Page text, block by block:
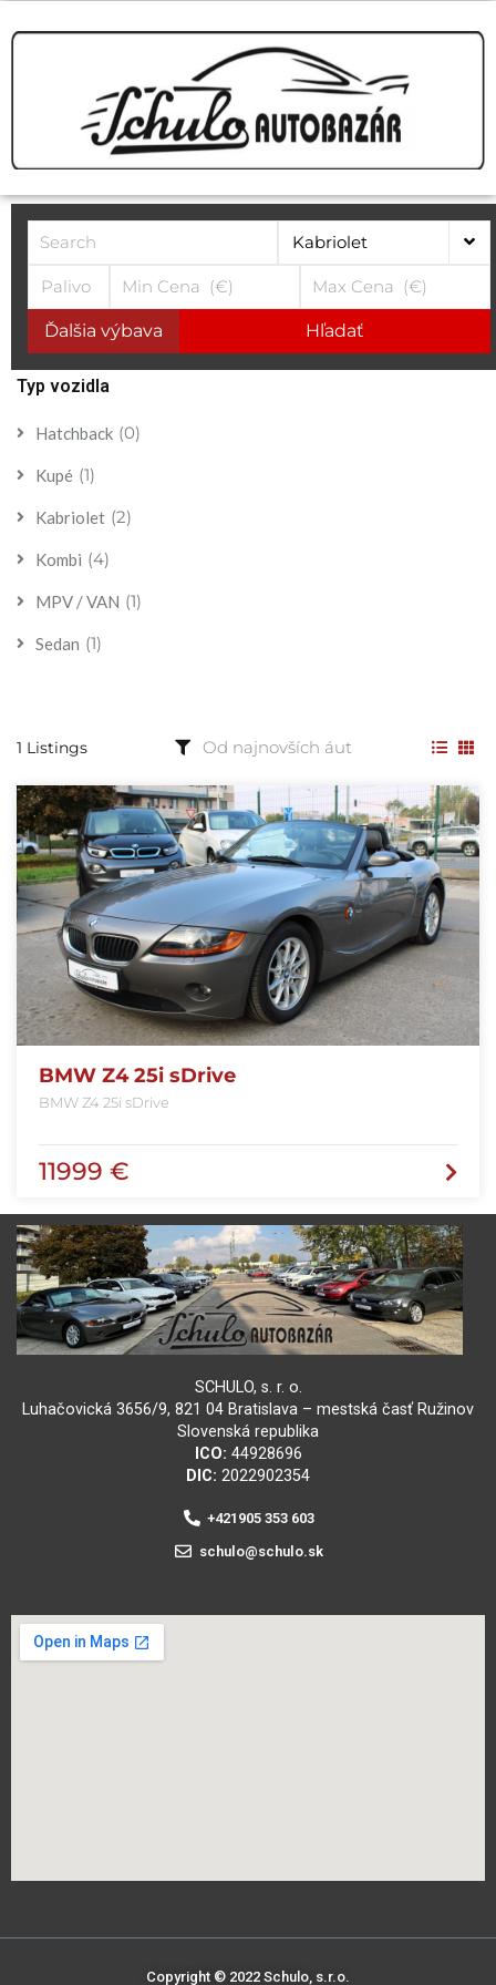
Kabriolet
Ďalšia výbava Hľadať
1 Listings
BMW Z4 25i sDrive
BMW Z4 25i sDrive
11999 €
Typ vozidla
Hatchback (0)
Kupé (1)
Kabriolet (2)
Kombi (4)
MPV / VAN (1)
Sedan (1)
SCHULO, s. r. o.
Luhačovická 3656/9, 821 04 Bratislava – mestská časť Ružinov
Slovenská republika
ICO: 44928696
DIC: 2022902354
+421905 353 603
schulo@schulo.sk
Copyright © 2022 Schulo, s.r.o.